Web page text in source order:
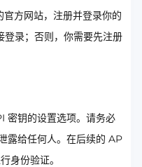
方网站，注册并登录你的
登录；否则，你需要先注册
密钥的设置选项。请务必
露给任何人。在后续的 AP
身份验证。